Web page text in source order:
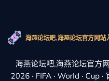
海燕论坛吧,海燕论坛官方
2026 · FIFA · World · Cup ·